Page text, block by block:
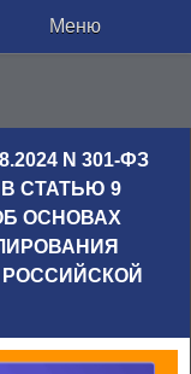
Меню
N 301-ФЗ
СТАТЬЮ 9
ОСНОВАХ